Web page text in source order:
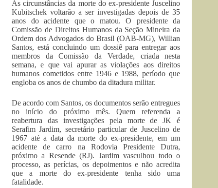
As circunstâncias da morte do ex-presidente Juscelino
Kubitschek voltarão a ser investigadas depois de 35
anos do acidente que o matou. O presidente da
Comissão de Direitos Humanos da Seção Mineira da
Ordem dos Advogados do Brasil (OAB-MG), Willian
Santos, está concluindo um dossiê para entregar aos
membros da Comissão da Verdade, criada nesta
semana, e que vai apurar as violações aos direitos
humanos cometidos entre 1946 e 1988, período que
engloba os anos de chumbo da ditadura militar.
De acordo com Santos, os documentos serão entregues
no início do próximo mês. Quem referenda a
reabertura das investigações pela morte de JK é
Serafim Jardim, secretário particular de Juscelino de
1967 até a data da morte do ex-presidente, em um
acidente de carro na Rodovia Presidente Dutra,
próximo a Resende (RJ). Jardim vasculhou todo o
processo, as perícias, os depoimentos e não acredita
que a morte do ex-presidente tenha sido uma
fatalidade.